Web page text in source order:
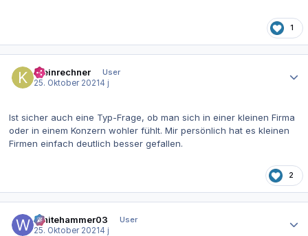
1
Kleinrechner
User
25. Oktober 2021 4 j
Ist sicher auch eine Typ-Frage, ob man sich in einer kleinen Firma
oder in einem Konzern wohler fühlt. Mir persönlich hat es kleinen
Firmen einfach deutlich besser gefallen.
2
Whitehammer03
User
25. Oktober 2021 4 j